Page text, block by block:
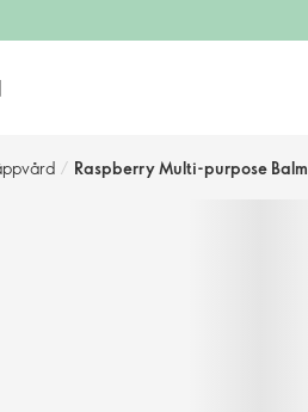
/ Raspberry Multi-purpose Balm